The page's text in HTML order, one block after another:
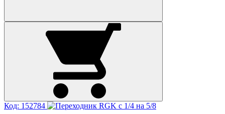
Код: 152784